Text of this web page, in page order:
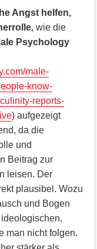
Angst helfen,
, wie die
Psychology
male-
know-
reports-
) aufgezeigt
da die
und
Beitrag zur
leisen. Der
plausibel. Wozu
und Bogen
man nicht folgen.